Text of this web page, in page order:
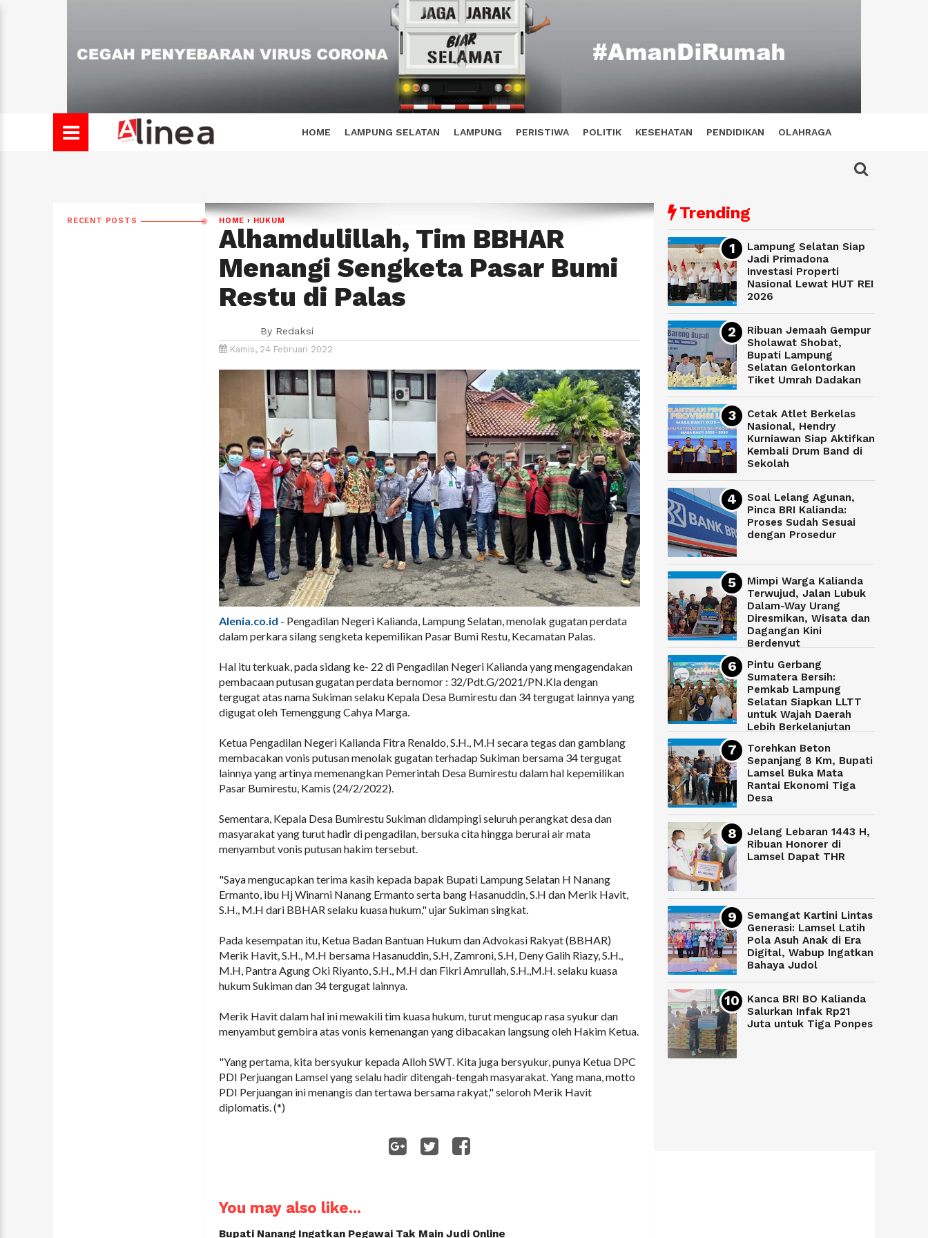
HOME LAMPUNG SELATAN LAMPUNG PERISTIWA POLITIK KESEHATAN PENDIDIKAN OLAHRAGA
RECENT POSTS HOME › HUKUM
Alhamdulillah, Tim BBHAR
Menangi Sengketa Pasar Bumi
Restu di Palas
By Redaksi
Kamis, 24 Februari 2022
Alenia.co.id - Pengadilan Negeri Kalianda, Lampung Selatan, menolak gugatan perdata
dalam perkara silang sengketa kepemilikan Pasar Bumi Restu, Kecamatan Palas.
Hal itu terkuak, pada sidang ke- 22 di Pengadilan Negeri Kalianda yang mengagendakan
pembacaan putusan gugatan perdata bernomor : 32/Pdt.G/2021/PN.Kla dengan
tergugat atas nama Sukiman selaku Kepala Desa Bumirestu dan 34 tergugat lainnya yang
digugat oleh Temenggung Cahya Marga.
Ketua Pengadilan Negeri Kalianda Fitra Renaldo, S.H., M.H secara tegas dan gamblang
membacakan vonis putusan menolak gugatan terhadap Sukiman bersama 34 tergugat
lainnya yang artinya memenangkan Pemerintah Desa Bumirestu dalam hal kepemilikan
Pasar Bumirestu, Kamis (24/2/2022).
Sementara, Kepala Desa Bumirestu Sukiman didampingi seluruh perangkat desa dan
masyarakat yang turut hadir di pengadilan, bersuka cita hingga berurai air mata
menyambut vonis putusan hakim tersebut.
"Saya mengucapkan terima kasih kepada bapak Bupati Lampung Selatan H Nanang
Ermanto, ibu Hj Winarni Nanang Ermanto serta bang Hasanuddin, S.H dan Merik Havit,
S.H., M.H dari BBHAR selaku kuasa hukum," ujar Sukiman singkat.
Pada kesempatan itu, Ketua Badan Bantuan Hukum dan Advokasi Rakyat (BBHAR)
Merik Havit, S.H., M.H bersama Hasanuddin, S.H, Zamroni, S.H, Deny Galih Riazy, S.H.,
M.H, Pantra Agung Oki Riyanto, S.H., M.H dan Fikri Amrullah, S.H.,M.H. selaku kuasa
hukum Sukiman dan 34 tergugat lainnya.
Merik Havit dalam hal ini mewakili tim kuasa hukum, turut mengucap rasa syukur dan
menyambut gembira atas vonis kemenangan yang dibacakan langsung oleh Hakim Ketua.
"Yang pertama, kita bersyukur kepada Alloh SWT. Kita juga bersyukur, punya Ketua DPC
PDI Perjuangan Lamsel yang selalu hadir ditengah-tengah masyarakat. Yang mana, motto
PDI Perjuangan ini menangis dan tertawa bersama rakyat," seloroh Merik Havit
diplomatis. (*)
You may also like...
Bupati Nanang Ingatkan Pegawai Tak Main Judi Online
Trending
Lampung Selatan Siap
Jadi Primadona
Investasi Properti
Nasional Lewat HUT REI
2026
Ribuan Jemaah Gempur
Sholawat Shobat,
Bupati Lampung
Selatan Gelontorkan
Tiket Umrah Dadakan
Cetak Atlet Berkelas
Nasional, Hendry
Kurniawan Siap Aktifkan
Kembali Drum Band di
Sekolah
Soal Lelang Agunan,
Pinca BRI Kalianda:
Proses Sudah Sesuai
dengan Prosedur
Mimpi Warga Kalianda
Terwujud, Jalan Lubuk
Dalam-Way Urang
Diresmikan, Wisata dan
Dagangan Kini
Berdenyut
Pintu Gerbang
Sumatera Bersih:
Pemkab Lampung
Selatan Siapkan LLTT
untuk Wajah Daerah
Lebih Berkelanjutan
Torehkan Beton
Sepanjang 8 Km, Bupati
Lamsel Buka Mata
Rantai Ekonomi Tiga
Desa
Jelang Lebaran 1443 H,
Ribuan Honorer di
Lamsel Dapat THR
Semangat Kartini Lintas
Generasi: Lamsel Latih
Pola Asuh Anak di Era
Digital, Wabup Ingatkan
Bahaya Judol
Kanca BRI BO Kalianda
Salurkan Infak Rp21
Juta untuk Tiga Ponpes